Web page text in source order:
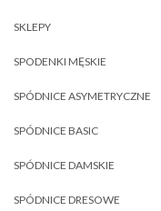
SKLEPY
SPODENKI MĘSKIE
SPÓDNICE ASYMETRYCZNE
SPÓDNICE BASIC
SPÓDNICE DAMSKIE
SPÓDNICE DRESOWE